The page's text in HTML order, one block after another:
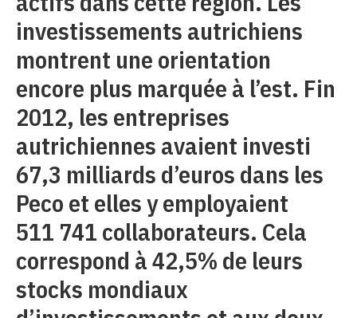
investissements autrichiens
montrent une orientation
encore plus marquée à l’est. Fin
2012, les entreprises
autrichiennes avaient investi
67,3 milliards d’euros dans les
Peco et elles y employaient
511 741 collaborateurs. Cela
correspond à 42,5% de leurs
stocks mondiaux